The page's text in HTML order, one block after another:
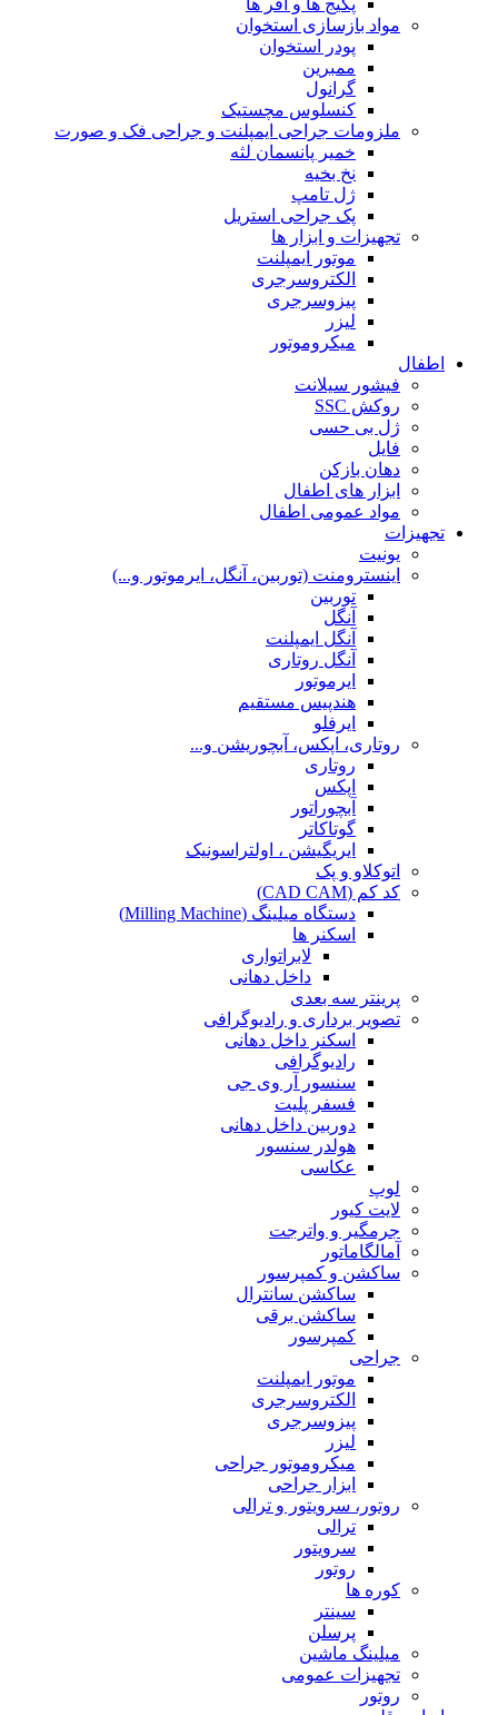
مواد بازسازی استخوان
پودر استخوان
ممبرین
گرانول
کنسلوس مچستیک
ملزومات جراحی ایمپلنت و جراحی فک و صورت
خمیر پانسمان لثه
نخ بخیه
ژل تامپ
پک جراحی استریل
تجهیزات و ابزار ها
موتور ایمپلنت
الکتروسرجری
پیزوسرجری
لیزر
میکروموتور
اطفال
فیشور سیلانت
روکش SSC
ژل بی حسی
فایل
دهان بازکن
ابزار های اطفال
مواد عمومی اطفال
تجهیزات
یونیت
اینسترومنت (توربین، آنگل، ایرموتور و...)
توربین
آنگل
آنگل ایمپلنت
آنگل روتاری
ایرموتور
هندپیس مستقیم
ایرفلو
روتاری، اپکس، آبچوریشن و...
روتاری
اپکس
آبچوراتور
گوتاکاتر
ایریگیشن ، اولتراسونیک
اتوکلاو و پک
کد کم (CAD CAM)
دستگاه میلینگ (Milling Machine)
اسکنر ها
لابراتواری
داخل دهانی
پرینتر سه بعدی
تصویر برداری و رادیوگرافی
اسکنر داخل دهانی
رادیوگرافی
سنسور آر وی جی
فسفر پلیت
دوربین داخل دهانی
هولدر سنسور
عکاسی
لوپ
لایت کیور
جرمگیر و واترجت
آمالگاماتور
ساکشن و کمپرسور
ساکشن سانترال
ساکشن برقی
کمپرسور
جراحی
موتور ایمپلنت
الکتروسرجری
پیزوسرجری
لیزر
میکروموتور جراحی
ابزار جراحی
روتور، سرویتور و ترالی
ترالی
سرویتور
روتور
کوره ها
سینتر
پرسلن
میلینگ ماشین
تجهیزات عمومی
روتور